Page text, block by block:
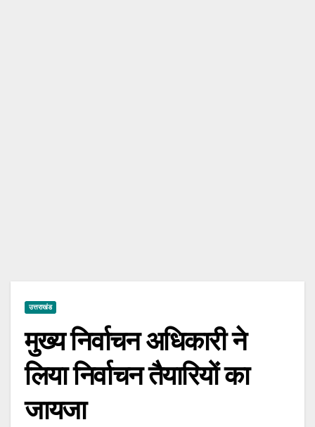
उत्तराखंड
मुख्य निर्वाचन अधिकारी ने
लिया निर्वाचन तैयारियों का
जायजा